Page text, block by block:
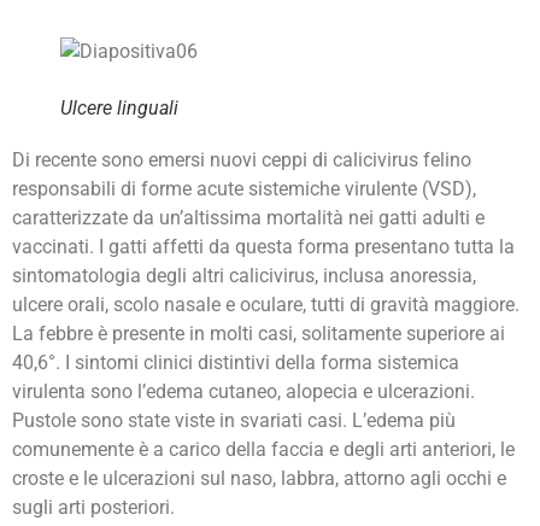
Ulcere linguali
Di recente sono emersi nuovi ceppi di calicivirus felino
responsabili di forme acute sistemiche virulente (VSD),
caratterizzate da un’altissima mortalità nei gatti adulti e
vaccinati. I gatti affetti da questa forma presentano tutta la
sintomatologia degli altri calicivirus, inclusa anoressia,
ulcere orali, scolo nasale e oculare, tutti di gravità maggiore.
La febbre è presente in molti casi, solitamente superiore ai
40,6°. I sintomi clinici distintivi della forma sistemica
virulenta sono l’edema cutaneo, alopecia e ulcerazioni.
Pustole sono state viste in svariati casi. L’edema più
comunemente è a carico della faccia e degli arti anteriori, le
croste e le ulcerazioni sul naso, labbra, attorno agli occhi e
sugli arti posteriori.